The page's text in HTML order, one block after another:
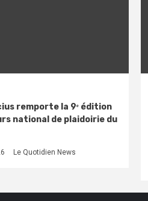
remporte la 9ᵉ édition
national de plaidoirie du
Le Quotidien News